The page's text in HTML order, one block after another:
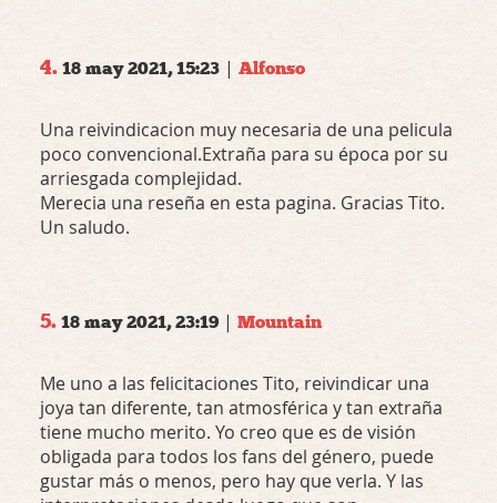
4. 18 may 2021, 15:23 | Alfonso
Una reivindicacion muy necesaria de una pelicula
poco convencional.Extraña para su época por su
arriesgada complejidad.
Merecia una reseña en esta pagina. Gracias Tito.
Un saludo.
5. 18 may 2021, 23:19| Mountain
Me uno a las felicitaciones Tito, reivindicar una
joya tan diferente, tan atmosférica y tan extraña
tiene mucho merito. Yo creo que es de visión
obligada para todos los fans del género, puede
gustar más o menos, pero hay que verla. Y las